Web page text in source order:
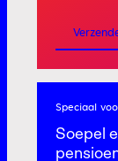
Speciaal
Soepel